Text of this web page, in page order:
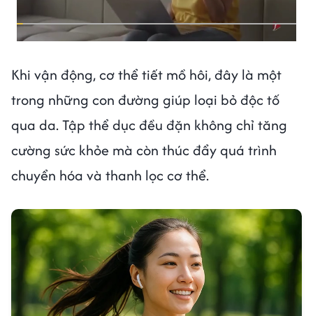
Khi vận động, cơ thể tiết mồ hôi, đây là một
trong những con đường giúp loại bỏ độc tố
qua da. Tập thể dục đều đặn không chỉ tăng
cường sức khỏe mà còn thúc đẩy quá trình
chuyển hóa và thanh lọc cơ thể.